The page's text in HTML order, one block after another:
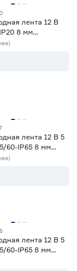
16
лента 12 В
8 мм
свет 5 м
лента 12 В 5
60‑IP65 8 мм
Geniled
лента 12 В 5
60‑IP65 8 мм